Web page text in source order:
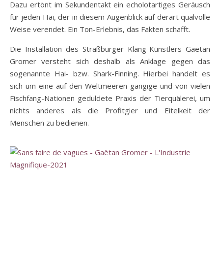
Dazu ertönt im Sekundentakt ein echolotartiges Geräusch
für jeden Hai, der in diesem Augenblick auf derart qualvolle
Weise verendet. Ein Ton-Erlebnis, das Fakten schafft.
Die Installation des Straßburger Klang-Künstlers Gaëtan
Gromer versteht sich deshalb als Anklage gegen das
sogenannte Hai- bzw. Shark-Finning. Hierbei handelt es
sich um eine auf den Weltmeeren gängige und von vielen
Fischfang-Nationen geduldete Praxis der Tierquälerei, um
nichts anderes als die Profitgier und Eitelkeit der
Menschen zu bedienen.